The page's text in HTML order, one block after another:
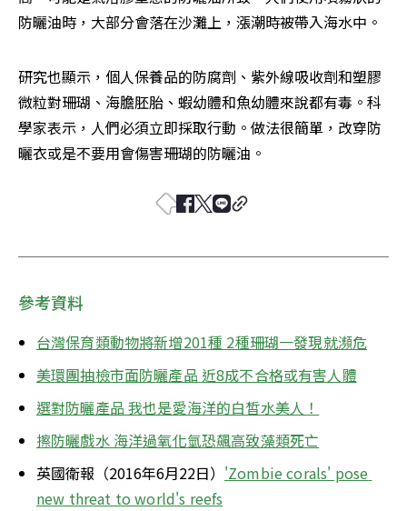
防曬油時，大部分會落在沙灘上，漲潮時被帶入海水中。
研究也顯示，個人保養品的防腐劑、紫外線吸收劑和塑膠
微粒對珊瑚、海膽胚胎、蝦幼體和魚幼體來說都有毒。科
學家表示，人們必須立即採取行動。做法很簡單，改穿防
曬衣或是不要用會傷害珊瑚的防曬油。
參考資料
台灣保育類動物將新增201種 2種珊瑚一發現就瀕危
美環團抽檢市面防曬產品 近8成不合格或有害人體
選對防曬產品 我也是愛海洋的白皙水美人！
擦防曬戲水 海洋過氧化氫恐飆高致藻類死亡
英國衛報（2016年6月22日） 'Zombie corals' pose
new threat to world's reefs